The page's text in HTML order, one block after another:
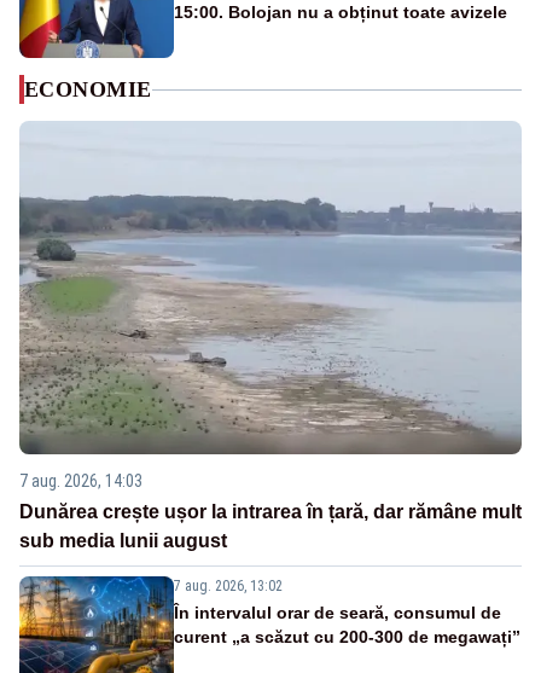
15:00. Bolojan nu a obținut toate avizele
ECONOMIE
7 aug. 2026, 14:03
Dunărea crește ușor la intrarea în țară, dar rămâne mult
sub media lunii august
7 aug. 2026, 13:02
În intervalul orar de seară, consumul de
curent „a scăzut cu 200-300 de megawați”